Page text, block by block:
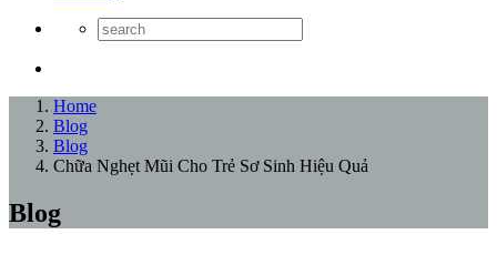
Home
Blog
Blog
Chữa Nghẹt Mũi Cho Trẻ Sơ Sinh Hiệu Quả
Blog